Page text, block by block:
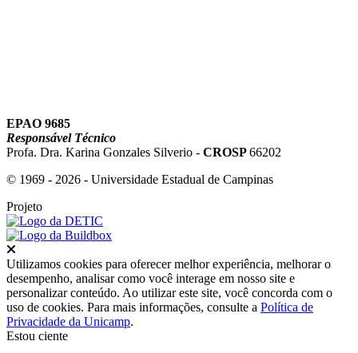
EPAO 9685
Responsável Técnico
Profa. Dra. Karina Gonzales Silverio - CROSP66202
© 1969 - 2026 - Universidade Estadual de Campinas
Projeto
Utilizamos cookies para oferecer melhor experiência, melhorar o
desempenho, analisar como você interage em nosso site e
personalizar conteúdo. Ao utilizar este site, você concorda com o
uso de cookies. Para mais informações, consulte a Política de
Privacidade da Unicamp.
Estou ciente